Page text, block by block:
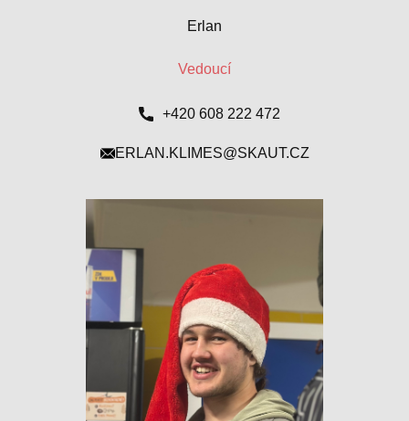
Erlan
Vedoucí
+420 608 222 472
ERLAN.KLIMES@SKAUT.CZ